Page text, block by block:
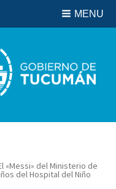
MENU
«Messi» del Ministerio de
del Hospital del Niño